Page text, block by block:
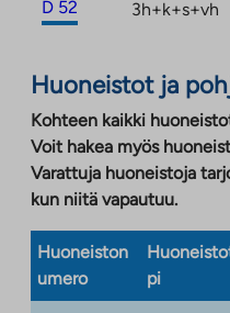
D 52 3h+k+s+vh
Huoneistot ja
Kohteen kaikki
Voit hakea myös
Varattuja huoneistoja
kun niitä vapautuu.
Huoneiston
umero
pi